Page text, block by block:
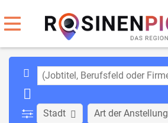
Stadt Art der Anstellung